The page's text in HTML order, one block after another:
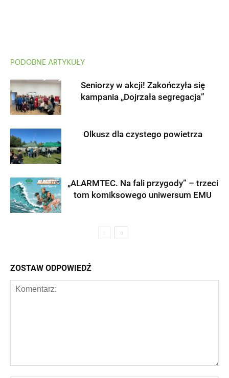
PODOBNE ARTYKUŁY
Seniorzy w akcji! Zakończyła się
kampania „Dojrzała segregacja”
Olkusz dla czystego powietrza
„ALARMTEC. Na fali przygody” – trzeci
tom komiksowego uniwersum EMU
ZOSTAW ODPOWIEDŹ